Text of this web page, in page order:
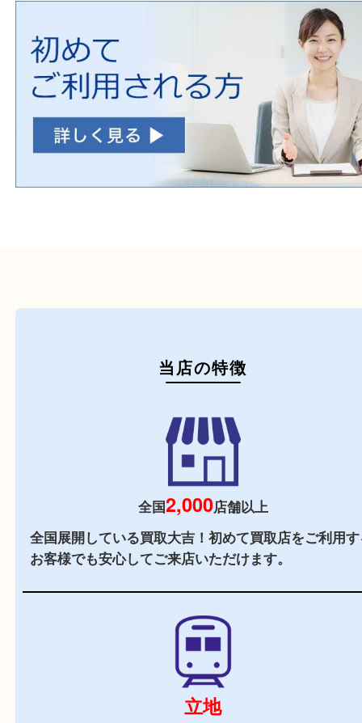
自転車 刀剣・銃
医療機器 医薬品
毒物・劇物 動物製品
たばこ その他
初めての方